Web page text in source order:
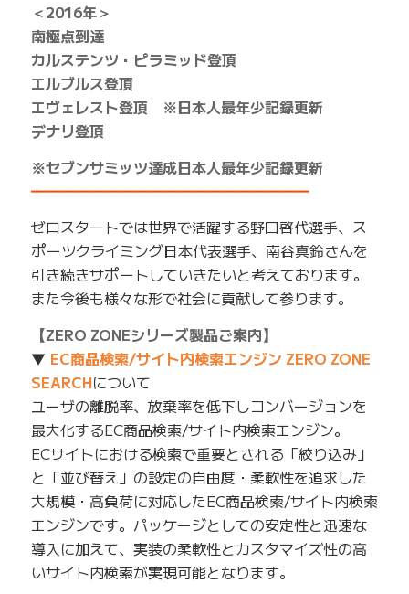
＜2016年＞
南極点到達
カルステンツ・ピラミッド登頂
エルブルス登頂
エヴェレスト登頂 ※日本人最年少記録更新
デナリ登頂
※セブンサミッツ達成日本人最年少記録更新
━━━━━━━━━━━━━━━━━━━
ゼロスタートでは世界で活躍する野口啓代選手、ス
ポーツクライミング日本代表選手、南谷真鈴さんを
引き続きサポートしていきたいと考えております。
また今後も様々な形で社会に貢献して参ります。
【ZERO ZONEシリーズ製品ご案内】
▼ EC商品検索/サイト内検索エンジン ZERO ZONE
SEARCHについて
ユーザの離脱率、放棄率を低下しコンバージョンを
最大化するEC商品検索/サイト内検索エンジン。
ECサイトにおける検索で重要とされる「絞り込み」
と「並び替え」の設定の自由度・柔軟性を追求した
大規模・高負荷に対応したEC商品検索/サイト内検索
エンジンです。パッケージとしての安定性と迅速な
導入に加えて、実装の柔軟性とカスタマイズ性の高
いサイト内検索が実現可能となります。